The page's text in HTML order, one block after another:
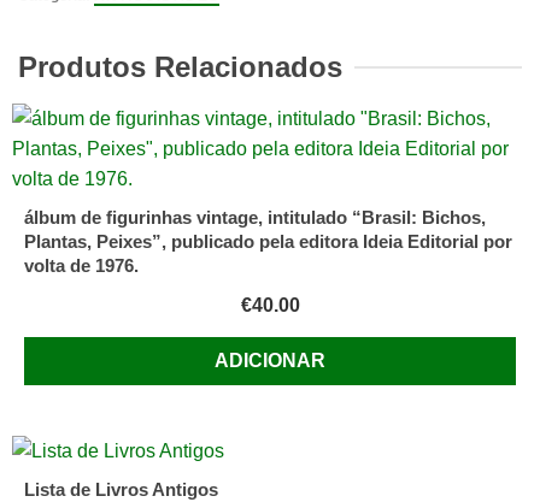
Produtos Relacionados
álbum de figurinhas vintage, intitulado “Brasil: Bichos,
Plantas, Peixes”, publicado pela editora Ideia Editorial por
volta de 1976.
€40.00
ADICIONAR
Lista de Livros Antigos